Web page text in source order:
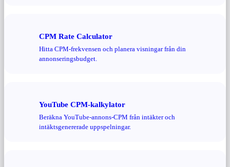
CPM Rate Calculator
Hitta CPM-frekvensen och planera visningar från din
annonseringsbudget.
YouTube CPM-kalkylator
Beräkna YouTube-annons-CPM från intäkter och
intäktsgenererade uppspelningar.